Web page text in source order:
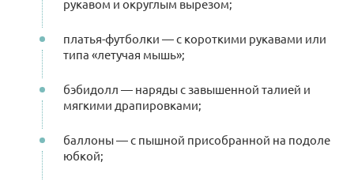
рукавом и округлым вырезом;
платья-футболки — с короткими рукавами или
типа «летучая мышь»;
бэбидолл — наряды с завышенной талией и
мягкими драпировками;
баллоны — с пышной присобранной на подоле
юбкой;